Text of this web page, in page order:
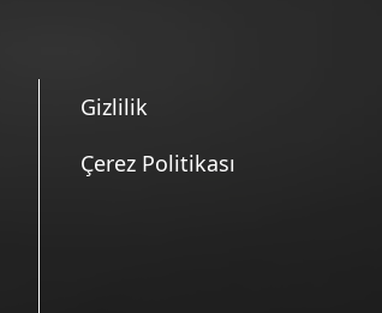
Gizlilik
Çerez Politikası